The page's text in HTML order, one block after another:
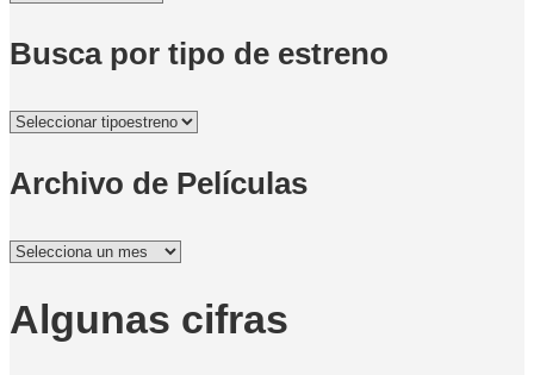
Busca por tipo de estreno
Archivo de Películas
Archivo
Películas
Algunas cifras